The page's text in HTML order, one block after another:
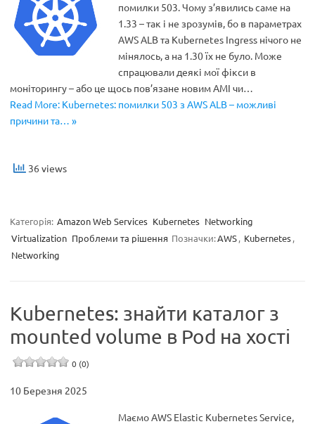
помилки 503. Чому з’явились саме на
1.33 – так і не зрозумів, бо в параметрах
AWS ALB та Kubernetes Ingress нічого не
мінялось, а на 1.30 їх не було. Може
спрацювали деякі мої фікси в
моніторингу – або це щось пов’язане новим AMI чи…
Read More: Kubernetes: помилки 503 з AWS ALB – можливі
причини та… »
36 views
Категорія: Amazon Web Services Kubernetes Networking
Virtualization Проблеми та рішення Позначки:AWS, Kubernetes,
Networking
Kubernetes: знайти каталог з
mounted volume в Pod на хості
0 (0)
10 Березня 2025
Маємо AWS Elastic Kubernetes Service,